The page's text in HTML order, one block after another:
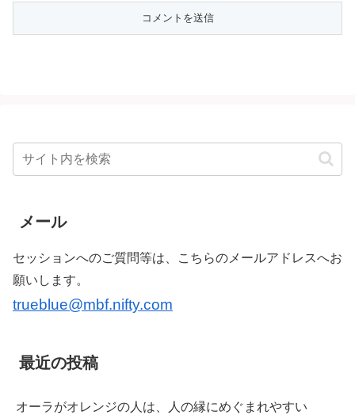
メール
セッションへのご質問等は、こちらのメールアドレスへお
願いします。
trueblue@mbf.nifty.com
最近の投稿
オーラがオレンジの人は、人の縁にめぐまれやすい